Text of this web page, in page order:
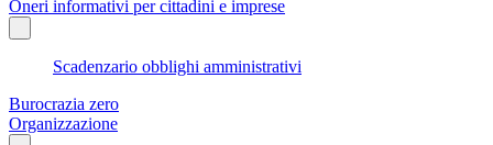
Oneri informativi per cittadini e imprese
Scadenzario obblighi amministrativi
Burocrazia zero
Organizzazione